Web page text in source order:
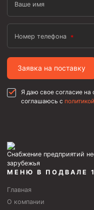
Ваше имя
Номер телефона
Заявка на поставку
Я даю свое согласие на
соглашаюсь с
Снабжение предприятий
зарубежья
МЕНЮ В ПОДВАЛЕ 1
Главная
О компании